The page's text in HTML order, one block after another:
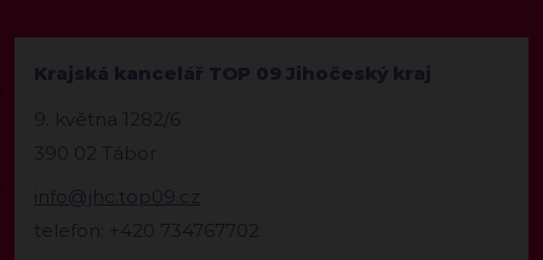
Krajská kancelář TOP 09 Jihočeský kraj
9. května 1282/6
390 02 Tábor
info@jhc.top09.cz
telefon: +420 734767702